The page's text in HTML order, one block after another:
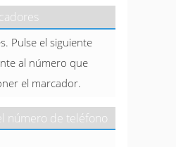
Pulse el siguiente
al número que
el marcador.
número de teléfono